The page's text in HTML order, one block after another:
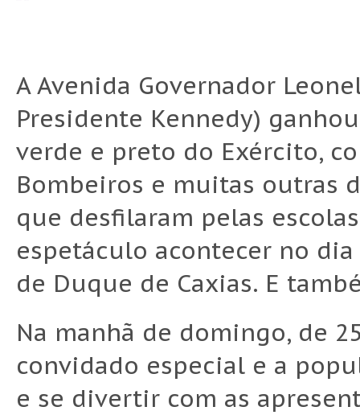
A Avenida Governador
Presidente Kennedy)
verde e preto do Exército,
Bombeiros e muitas outras
que desfilaram pelas
espetáculo acontecer no
de Duque de Caxias. E
Na manhã de domingo, de
convidado especial e a
e se divertir com as